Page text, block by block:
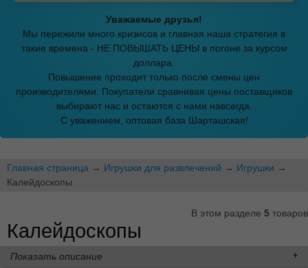
Уважаемые друзья!
Мы пережили много кризисов и главная наша стратегия в
такие времена - НЕ ПОВЫШАТЬ ЦЕНЫ в погоне за курсом
доллара.
Повышение проходит только после смены цен
производителями. Покупатели сравнивая цены поставщиков
выбирают нас и остаются с нами навсегда.
С уважением, оптовая база Шарташская!
Главная страница → Игрушки для развлечений → Игрушки →
Калейдоскопы
В этом разделе 5 товаров
Калейдоскопы
Показать описание